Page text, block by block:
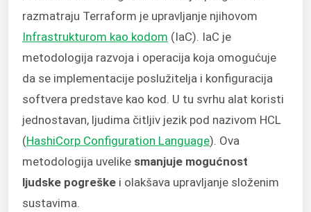
razmatraju Terraform je upravljanje njihovom
Infrastrukturom kao kodom (IaC). IaC je
metodologija razvoja i operacija koja omogućuje
da se implementacije poslužitelja i konfiguracija
softvera predstave kao kod. U tu svrhu alat koristi
jednostavan, ljudima čitljiv jezik pod nazivom HCL
(HashiCorp Configuration Language). Ova
metodologija uvelike smanjuje mogućnost
ljudske pogreške i olakšava upravljanje složenim
sustavima.